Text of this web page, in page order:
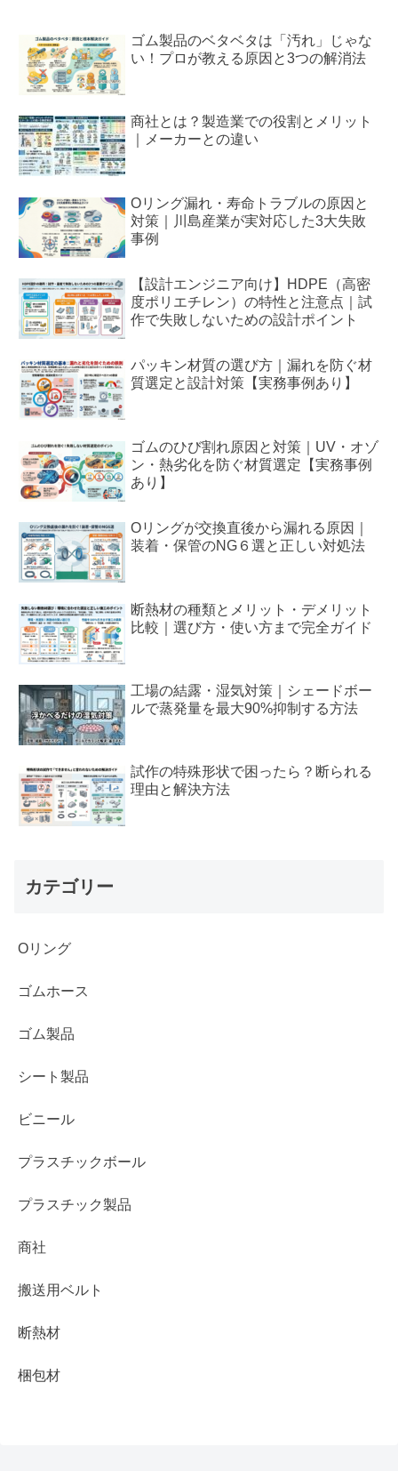
ゴム製品のベタベタは「汚れ」じゃな
い！プロが教える原因と3つの解消法
商社とは？製造業での役割とメリット
｜メーカーとの違い
Oリング漏れ・寿命トラブルの原因と
対策｜川島産業が実対応した3大失敗
事例
【設計エンジニア向け】HDPE（高密
度ポリエチレン）の特性と注意点｜試
作で失敗しないための設計ポイント
パッキン材質の選び方｜漏れを防ぐ材
質選定と設計対策【実務事例あり】
ゴムのひび割れ原因と対策｜UV・オゾ
ン・熱劣化を防ぐ材質選定【実務事例
あり】
Oリングが交換直後から漏れる原因｜
装着・保管のNG６選と正しい対処法
断熱材の種類とメリット・デメリット
比較｜選び方・使い方まで完全ガイド
工場の結露・湿気対策｜シェードボー
ルで蒸発量を最大90%抑制する方法
試作の特殊形状で困ったら？断られる
理由と解決方法
カテゴリー
Oリング
ゴムホース
ゴム製品
シート製品
ビニール
プラスチックボール
プラスチック製品
商社
搬送用ベルト
断熱材
梱包材